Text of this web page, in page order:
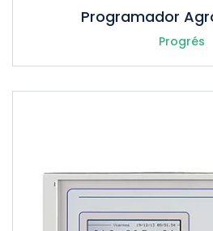
Programador
Progrés